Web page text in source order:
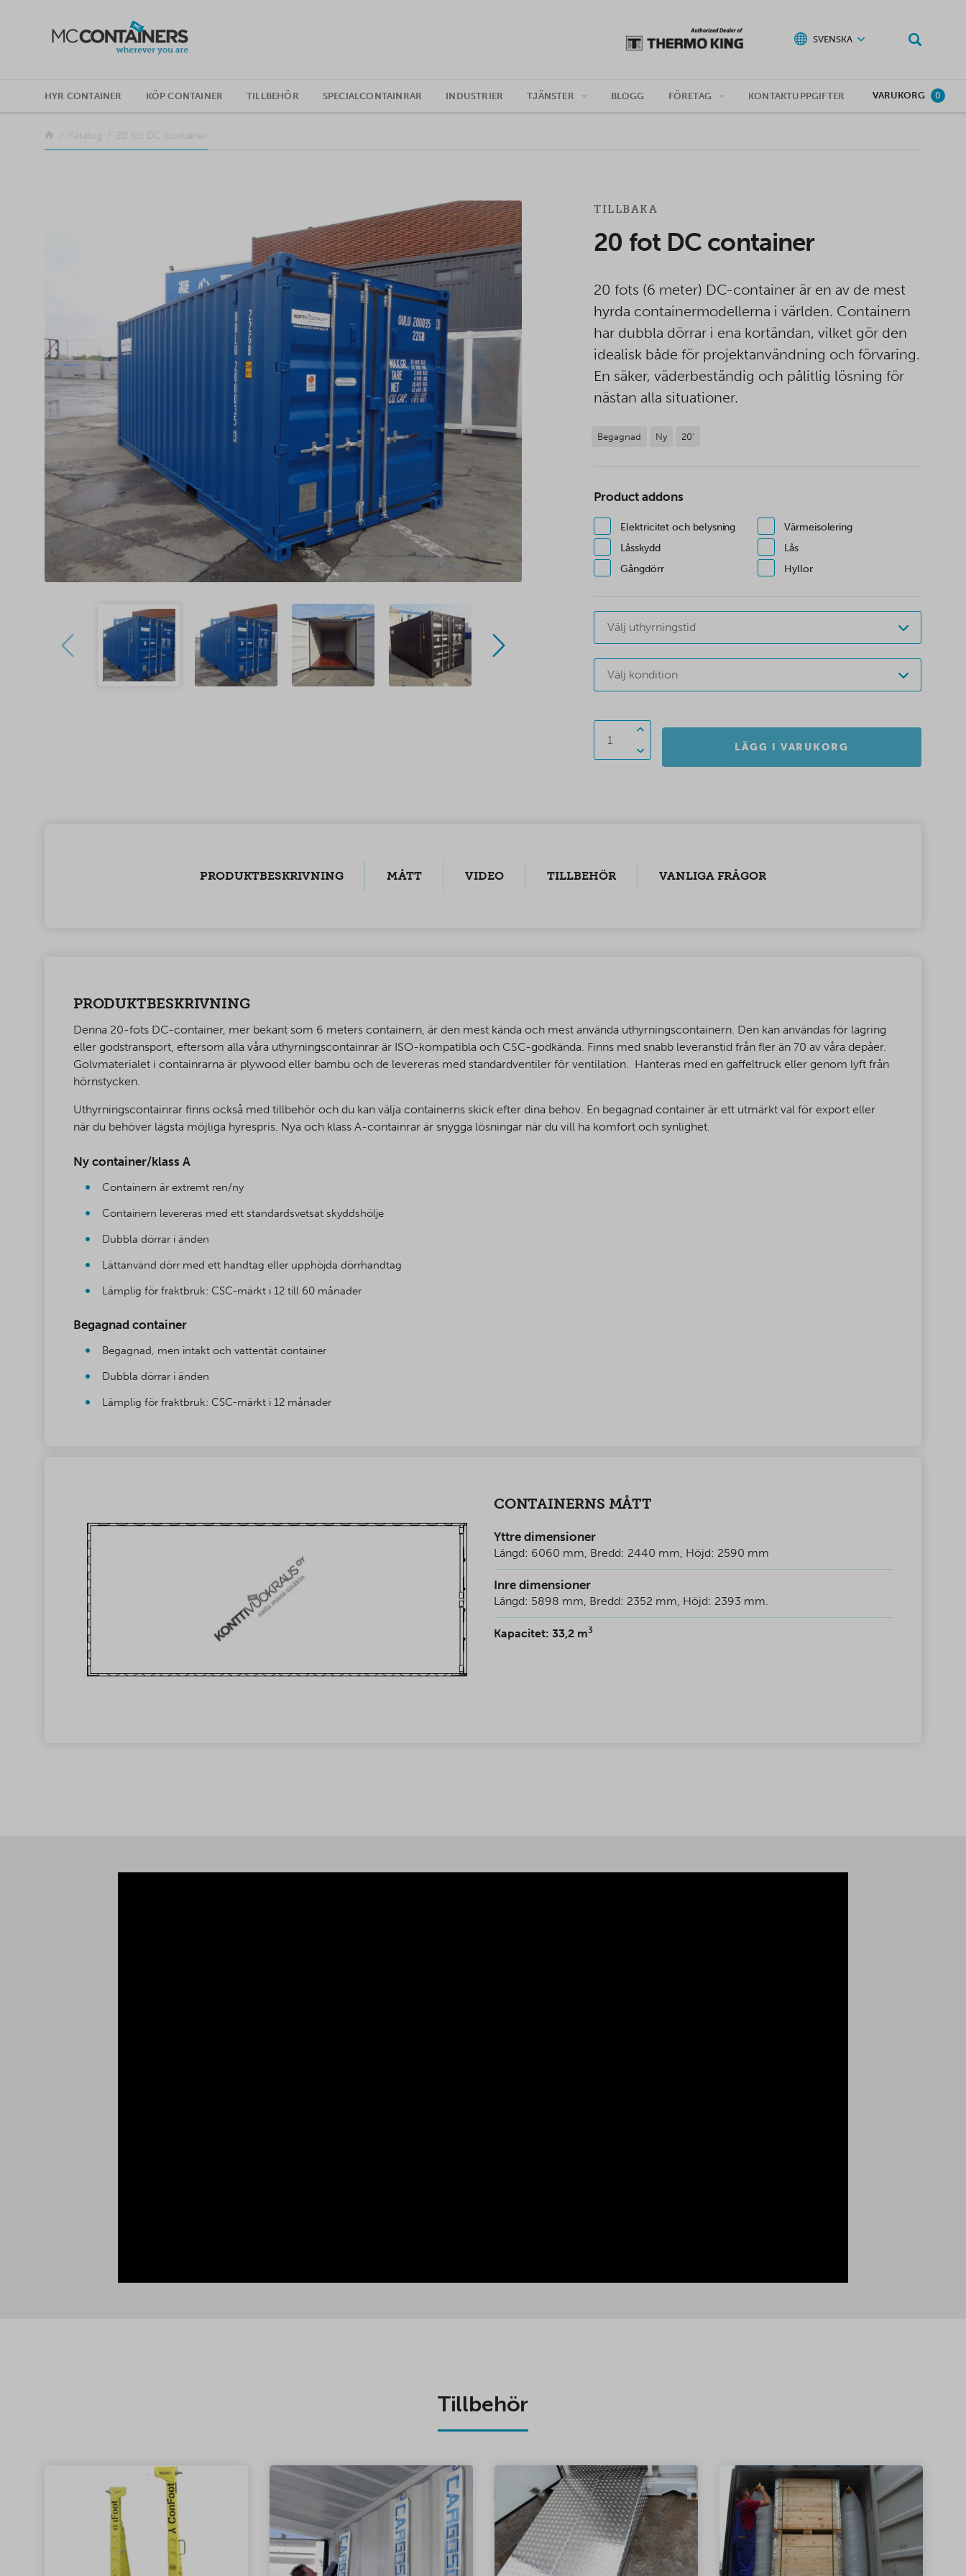
SVENSKA
HYR CONTAINER KÖP CONTAINER TILLBEHÖR SPECIALCONTAINRAR INDUSTRIER TJÄNSTER BLOGG FÖRETAG KONTAKTUPPGIFTER VARUKORG 0
Tillbaka
Katalog 20 fot DC container
TILLBAKA
20 fot DC container
20 fots (6 meter) DC-container är en av de mest
hyrda containermodellerna i världen. Containern
har dubbla dörrar i ena kortändan, vilket gör den
idealisk både för projektanvändning och förvaring.
En säker, väderbeständig och pålitlig lösning för
nästan alla situationer.
Begagnad Ny 20'
Product addons
Elektricitet och belysning
Värmeisolering
Låsskydd
Lås
Gångdörr
Hyllor
Välj uthyrningstid
Välj kondition
LÄGG I VARUKORG
PRODUKTBESKRIVNING MÅTT VIDEO TILLBEHÖR VANLIGA FRÅGOR
PRODUKTBESKRIVNING
Denna 20-fots DC-container, mer bekant som 6 meters containern, är den mest kända och mest använda uthyrningscontainern. Den kan användas för lagring
eller godstransport, eftersom alla våra uthyrningscontainrar är ISO-kompatibla och CSC-godkända. Finns med snabb leveranstid från fler än 70 av våra depåer.
Golvmaterialet i containrarna är plywood eller bambu och de levereras med standardventiler för ventilation. Hanteras med en gaffeltruck eller genom lyft från
hörnstycken.
Uthyrningscontainrar finns också med tillbehör och du kan välja containerns skick efter dina behov. En begagnad container är ett utmärkt val för export eller
när du behöver lägsta möjliga hyrespris. Nya och klass A-containrar är snygga lösningar när du vill ha komfort och synlighet.
Ny container/klass A
Containern är extremt ren/ny
Containern levereras med ett standardsvetsat skyddshölje
Dubbla dörrar i änden
Lättanvänd dörr med ett handtag eller upphöjda dörrhandtag
Lämplig för fraktbruk: CSC-märkt i 12 till 60 månader
Begagnad container
Begagnad, men intakt och vattentät container
Dubbla dörrar i änden
Lämplig för fraktbruk: CSC-märkt i 12 månader
CONTAINERNS MÅTT
Yttre dimensioner
Längd: 6060 mm, Bredd: 2440 mm, Höjd: 2590 mm
Inre dimensioner
Längd: 5898 mm, Bredd: 2352 mm, Höjd: 2393 mm.
Kapacitet: 33,2 m3
Tillbehör